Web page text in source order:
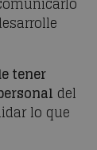
tener
del
lo que